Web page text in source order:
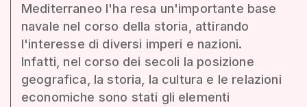
Mediterraneo l'ha resa un'importante base
navale nel corso della storia, attirando
l'interesse di diversi imperi e nazioni.
Infatti, nel corso dei secoli la posizione
geografica, la storia, la cultura e le relazioni
economiche sono stati gli elementi